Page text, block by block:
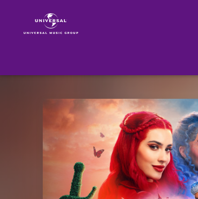
Musik
Wonderland